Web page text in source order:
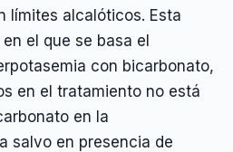
límites alcalóticos. Esta
el que se basa el
con bicarbonato,
en el tratamiento no está
en la
salvo en presencia de